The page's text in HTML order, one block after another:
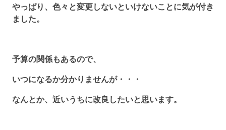
やっぱり、色々と変更しないといけないことに気が付き
ました。
予算の関係もあるので、
いつになるか分かりませんが・・・
なんとか、近いうちに改良したいと思います。